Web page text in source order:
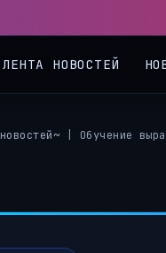
Обучение